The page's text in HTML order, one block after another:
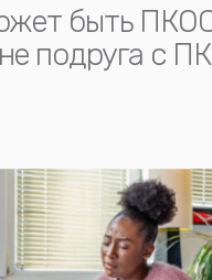
быть
подруга с